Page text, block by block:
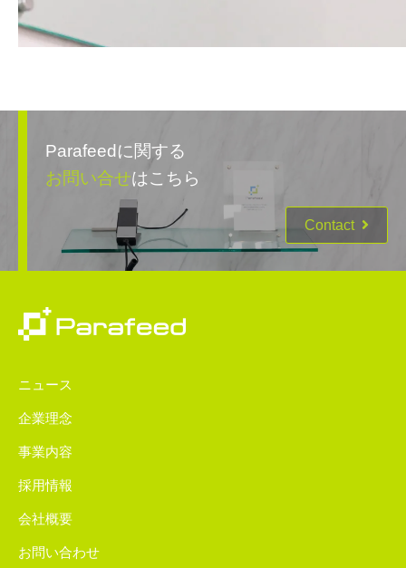
Parafeedに関する
お問い合せはこちら
Contact
ニュース
企業理念
事業内容
採用情報
会社概要
お問い合わせ